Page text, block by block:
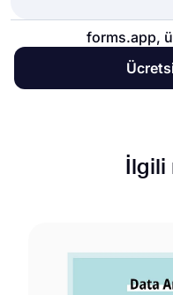
forms.app,